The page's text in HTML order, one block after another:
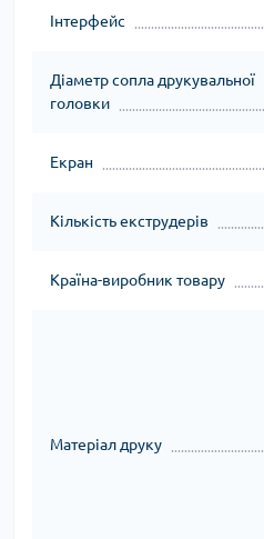
Інтерфейс
Діаметр сопла друкувальної
головки
Екран
Кількість екструдерів
Країна-виробник товару
Матеріал друку